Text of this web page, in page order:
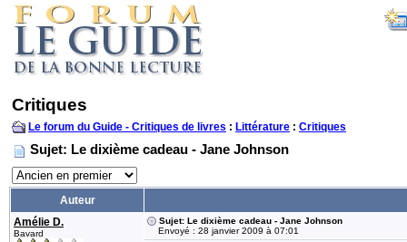
Critiques
Le forum du Guide - Critiques de livres : Littérature : Critiques
Sujet: Le dixième cadeau - Jane Johnson
Auteur
Amélie D.
Bavard
Sujet: Le dixième cadeau - Jane Johnson
Envoyé : 28 janvier 2009 à 07:01